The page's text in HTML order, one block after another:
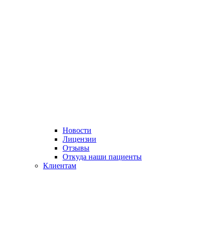
Новости
Лицензии
Отзывы
Откуда наши пациенты
Клиентам